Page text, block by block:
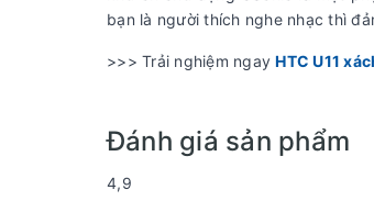
bạn là người thích nghe nhạc thì
>>> Trải nghiệm ngayHTC U11
Đánh giá sản phẩm
4,9